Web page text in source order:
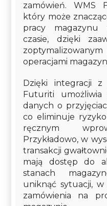
zamówień. WMS
który może
pracy magazynu
czasie, dzięki
operacjami
Dzięki integracji z
Futuriti umożliwia
danych o
co eliminuje
ręcznym
Przykładowo, w
transakcji
mają dostęp do
stanach
uniknąć sytuacji,
zamówienia na